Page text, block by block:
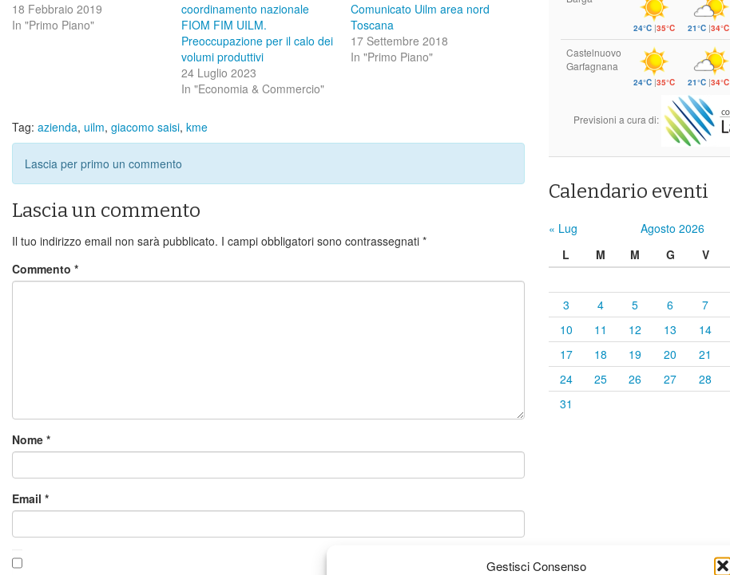
Gestisci Consenso
18 Febbraio 2019
In "Primo Piano"
coordinamento nazionale
FIOM FIM UILM.
Preoccupazione per il calo dei
volumi produttivi
24 Luglio 2023
In "Economia & Commercio"
Comunicato Uilm area nord
Toscana
17 Settembre 2018
In "Primo Piano"
Tag: azienda, uilm, giacomo saisi, kme
Lascia per primo un commento
Lascia un commento
Il tuo indirizzo email non sarà pubblicato. I campi obbligatori sono contrassegnati *
Commento *
Nome *
Email *
24°C |35°C 21°C |34°C
Castelnuovo
Garfagnana
24°C |35°C 21°C |34°C
Previsioni a cura di:
Calendario eventi
« Lug Agosto 2026
L
M M G V
3
4 5 6 7
10
11 12 13 14
17
18 19 20 21
24
25 26 27 28
31